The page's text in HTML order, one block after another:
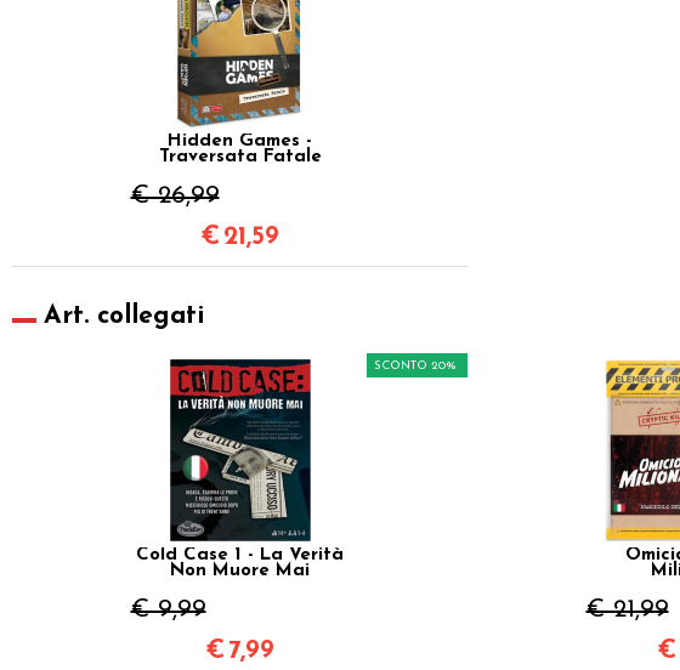
Hidden Games -
Traversata Fatale
€ 26,99
€ 21,59
Art. collegati
Cold Case 1 - La Verità
Non Muore Mai
€ 9,99
SCONTO 20%
€ 7,99
€ 21,99
€